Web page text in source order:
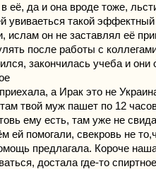
её, да и она вроде тоже,
увиваеться такой
ислам он не заставлял её
после работы с
закончилась учеба и они
а Ирак это не
твой муж пашет по 12
ему есть, там уже не
ей помогали, свекровь не
предлагала. Короче
достала где-то